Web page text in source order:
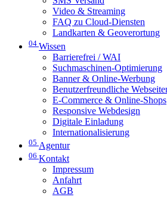
Video & Streaming
FAQ zu Cloud-Diensten
Landkarten & Geoverortung
04 Wissen
Barrierefrei / WAI
Suchmaschinen-Optimierung
Banner & Online-Werbung
Benutzerfreundliche
E-Commerce & Online-Shops
Responsive Webdesign
Digitale Einladung
Internationalisierung
05 Agentur
06 Kontakt
Impressum
Anfahrt
AGB